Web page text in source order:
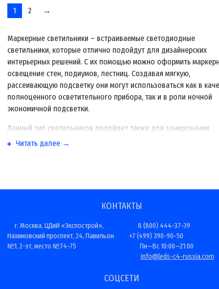
1 2 →
Маркерные светильники – встраиваемые светодиодные
светильники, которые отлично подойдут для дизайнерских
интерьерных решений. С их помощью можно оформить
освещение стен, подиумов, лестниц. Создавая мягкую,
рассеивающую подсветку они могут использоваться как в
полноценного осветительного прибора, так и в роли ночной
экономичной подсветки.
Данный тип светильников подойдет также для зонирования
помещения, чтобы правильно расставить световые акценты в
территории Москвы и в другие города России.
Читать далее →
КОНТАКТЫ
г. Москва, ЦДиИ «Экспострой»,
Нахимовский проспект, 24, Павильон
№1, 2-эт, место №74-75
8 (800) 444-37-39
+7 (499) 390-90-50
Пн—Вс 10:00—21:00
info@leds-c4-russia.com
СОЦСЕТИ